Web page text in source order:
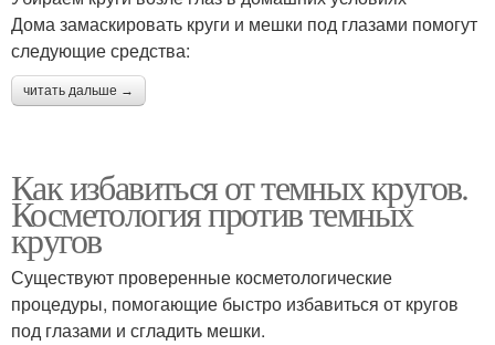
Дома замаскировать круги и мешки под глазами помогут
следующие средства:
читать дальше →
Как избавиться от темных кругов.
Косметология против темных
кругов
Существуют проверенные косметологические
процедуры, помогающие быстро избавиться от кругов
под глазами и сгладить мешки.